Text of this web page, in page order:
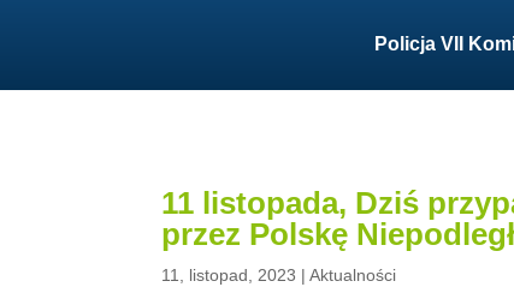
Policja VII
11 listopada, Dziś
przez Polskę
11, listopad, 2023 |Aktualności